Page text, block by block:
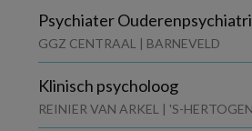
Psychiater
GGZ CENTRAAL | BARNEVELD
Klinisch psycholoog
REINIER VAN ARKEL | 'S-